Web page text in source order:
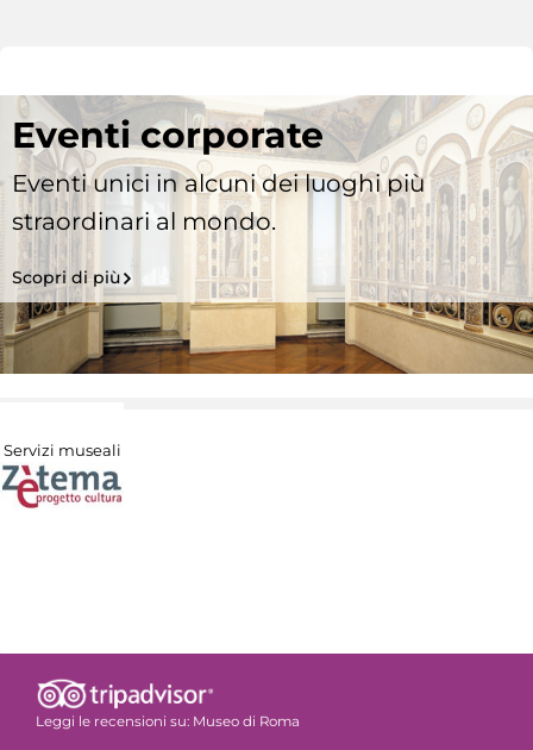
Eventi corporate
Eventi unici in alcuni dei luoghi più
straordinari al mondo.
Scopri di più
Servizi museali
Leggi le recensioni su: Museo di Roma